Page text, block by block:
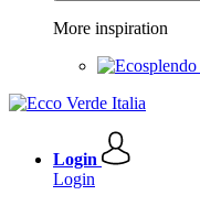
More inspiration
Login
Login